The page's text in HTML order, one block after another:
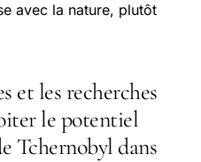
avec la nature, plutôt
et les recherches
le potentiel
Tchernobyl dans